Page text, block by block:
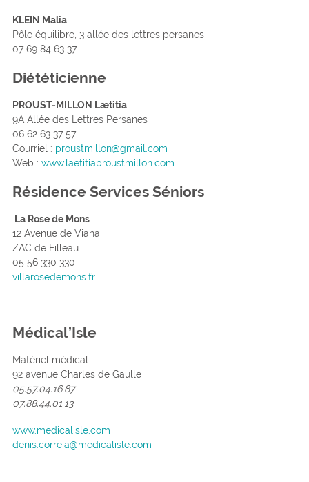
KLEIN Malia
Pôle équilibre, 3 allée des lettres persanes
07 69 84 63 37
Diététicienne
PROUST-MILLON Lætitia
9A Allée des Lettres Persanes
06 62 63 37 57
Courriel : proustmillon@gmail.com
Web : www.laetitiaproustmillon.com
Résidence Services Séniors
La Rose de Mons
12 Avenue de Viana
ZAC de Filleau
05 56 330 330
villarosedemons.fr
Médical’Isle
Matériel médical
92 avenue Charles de Gaulle
05.57.04.16.87
07.88.44.01.13
www.medicalisle.com
denis.correia@medicalisle.com